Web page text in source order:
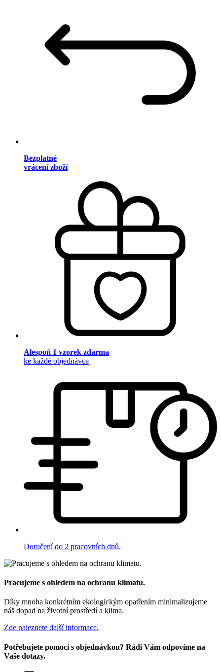
Bezplatné
vrácení zboží
Alespoň 1 vzorek zdarma
ke každé objednávce
Doručení do 2 pracovních dnů.
Pracujeme s ohledem na ochranu klimatu.
Díky mnoha konkrétním ekologickým opatřením minimalizujeme
náš dopad na životní prostředí a klima.
Zde naleznete další informace.
Potřebujete pomoci s objednávkou? Rádi Vám odpovíme na
Vaše dotazy.